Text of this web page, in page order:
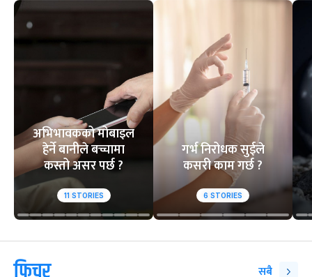
अभिभावकको मोबाइल
हेर्ने बानीले बच्चामा
कस्तो असर पर्छ ?
11 STORIES
गर्भ निरोधक सुईले
कसरी काम गर्छ ?
6 STORIES
सबै